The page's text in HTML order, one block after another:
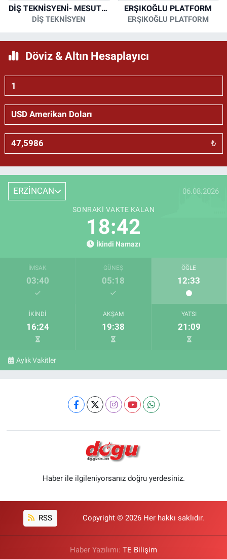
DİŞ TEKNİSYENİ- MESUT KORKMAZ
DİŞ TEKNİSYEN
ERŞIKOĞLU PLATFORM
ERŞIKOĞLU PLATFORM
Döviz & Altın Hesaplayıcı
₺
ERZİNCAN 06.08.2026
SONRAKI VAKTE KALAN
18:41
İkindi Namazı
İMSAK
03:40
GÜNEŞ
05:18
ÖĞLE
12:33
İKINDI
16:24
AKŞAM
19:38
YATSI
21:09
Aylık Vakitler
Haber ile ilgileniyorsanız doğru yerdesiniz.
RSS Copyright © 2026 Her hakkı saklıdır.
Haber Yazılımı: TE Bilişim